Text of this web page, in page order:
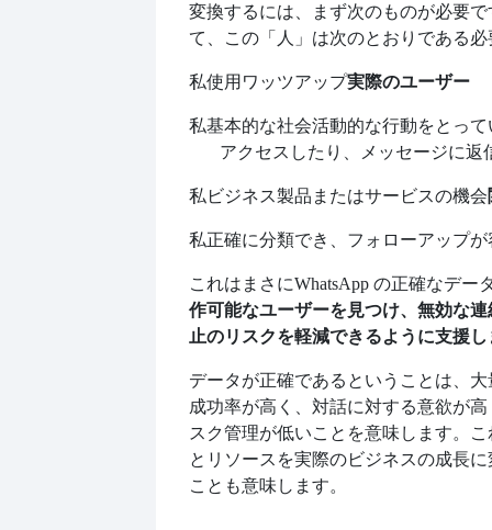
変換するには、まず次のものが必要で
て、この「人」は次のとおりである
私使用 ワッツアップ実際のユーザー
私基本的な社会活動的な行動をとっ
アクセスしたり、メッセージに返
私ビジネス製品またはサービスの機会
私正確に分類でき、フォローアップ
これはまさにWhatsApp の正確なデー
作可能なユーザーを見つけ、無効な
止のリスクを軽減できるように支援し
データが正確であるということは、
成功率が高く、対話に対する意欲が
スク管理が低いことを意味します。
とリソースを実際のビジネスの成長
ことも意味します。